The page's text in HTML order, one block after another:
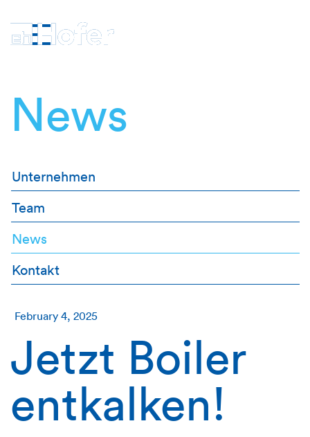
News
Unternehmen
Team
News
Kontakt
February 4, 2025
Jetzt Boiler
entkalken!